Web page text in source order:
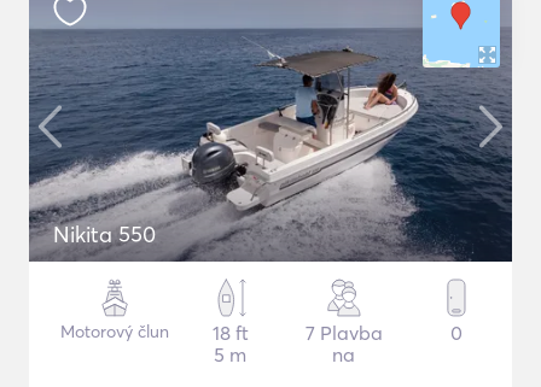
Nikita 550
Motorový člun
18 ft
5 m
7 Plavba
na
0